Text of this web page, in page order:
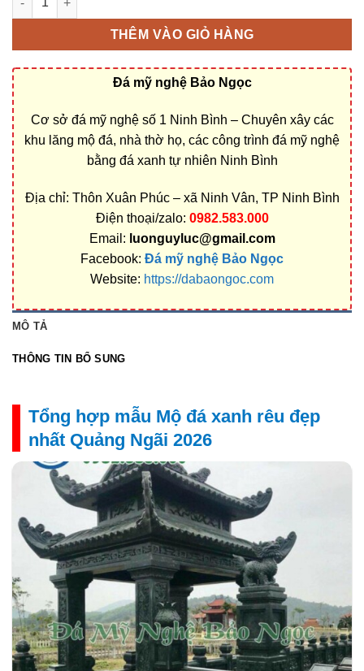
THÊM VÀO GIỎ HÀNG
Đá mỹ nghệ Bảo Ngọc
Cơ sở đá mỹ nghệ số 1 Ninh Bình – Chuyên xây các
khu lăng mộ đá, nhà thờ họ, các công trình đá mỹ nghệ
bằng đá xanh tự nhiên Ninh Bình
Địa chỉ: Thôn Xuân Phúc – xã Ninh Vân, TP Ninh Bình
Điện thoại/zalo: 0982.583.000
Email: luonguyluc@gmail.com
Facebook: Đá mỹ nghệ Bảo Ngọc
Website: https://dabaongoc.com
MÔ TẢ
THÔNG TIN BỔ SUNG
Tổng hợp mẫu Mộ đá xanh rêu đẹp
nhất Quảng Ngãi 2026